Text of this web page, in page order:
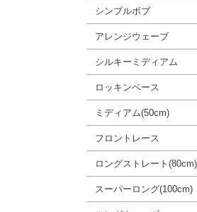
シンプルボブ
アレンジウェーブ
シルキーミディアム
ロッキンベース
ミディアム(50cm)
フロントレース
ロングストレート(80cm)
スーパーロング(100cm)